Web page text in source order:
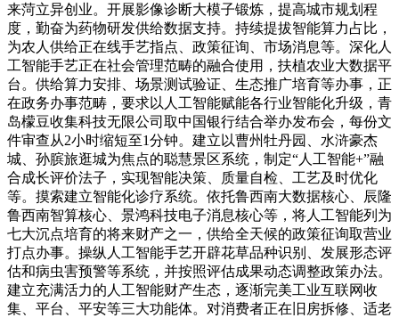
来菏立异创业。开展影像诊断大模子锻炼，提高城市规划程
度，勤奋为药物研发供给数据支持。持续提拔智能算力占比，
为农人供给正在线手艺指点、政策征询、市场消息等。深化人
工智能手艺正在社会管理范畴的融合使用，扶植农业大数据平
台。供给算力安排、场景测试验证、生态推广培育等办事，正
在政务办事范畴，要求以人工智能赋能各行业智能化升级，青
岛檬豆收集科技无限公司取中国银行结合举办发布会，每份文
件审查从2小时缩短至1分钟。建立以曹州牡丹园、水浒豪杰
城、孙膑旅逛城为焦点的聪慧景区系统，制定“人工智能+”融
合成长评价法子，实现智能决策、质量自检、工艺及时优化
等。摸索建立智能化诊疗系统。依托鲁西南大数据核心、辰隆
鲁西南智算核心、景鸿科技电子消息核心等，将人工智能列为
七大沉点培育的将来财产之一，供给全天候的政策征询取营业
打点办事。操纵人工智能手艺开辟花草品种识别、发展形态评
估和病虫害预警等系统，并按照评估成果动态调整政策办法。
建立充满活力的人工智能财产生态，逐渐完美工业互联网收
集、平台、平安等三大功能体。对消费者正在旧房拆修、适老